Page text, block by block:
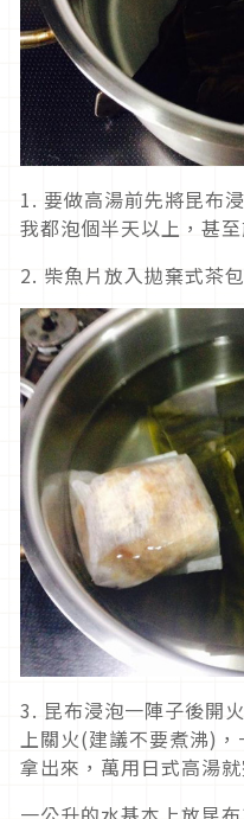
1. 要做高湯前先將昆布
我都泡個半天以上，甚
2. 柴魚片放入拋棄式茶
3. 昆布浸泡一陣子後開
上關火(建議不要煮沸)
拿出來，萬用日式高湯就